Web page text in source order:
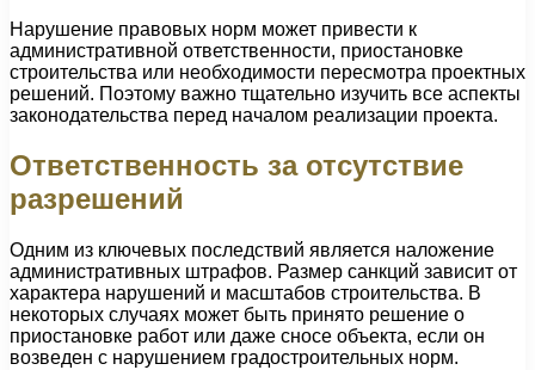
Нарушение правовых норм может привести к
административной ответственности, приостановке
строительства или необходимости пересмотра проектных
решений. Поэтому важно тщательно изучить все аспекты
законодательства перед началом реализации проекта.
Ответственность за отсутствие
разрешений
Одним из ключевых последствий является наложение
административных штрафов. Размер санкций зависит от
характера нарушений и масштабов строительства. В
некоторых случаях может быть принято решение о
приостановке работ или даже сносе объекта, если он
возведен с нарушением градостроительных норм.